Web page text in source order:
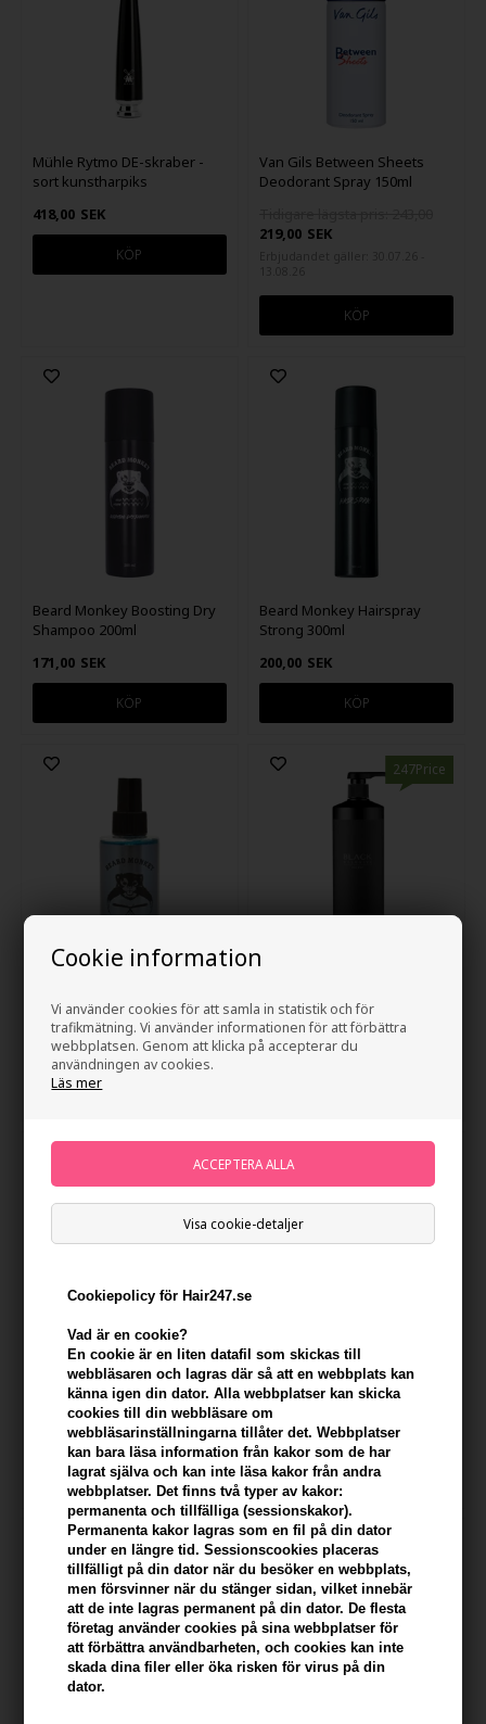
Cookie information
Vi använder cookies för att samla in statistik och för
trafikmätning. Vi använder informationen för att förbättra
webbplatsen. Genom att klicka på accepterar du
användningen av cookies.
Läs mer
Visa cookie-detaljer
Cookiepolicy för Hair247.se
Vad är en cookie?
En cookie är en liten datafil som skickas till
webbläsaren och lagras där så att en webbplats kan
känna igen din dator. Alla webbplatser kan skicka
cookies till din webbläsare om
webbläsarinställningarna tillåter det. Webbplatser
kan bara läsa information från kakor som de har
lagrat själva och kan inte läsa kakor från andra
webbplatser. Det finns två typer av kakor:
permanenta och tillfälliga (sessionskakor).
Permanenta kakor lagras som en fil på din dator
under en längre tid. Sessionscookies placeras
tillfälligt på din dator när du besöker en webbplats,
men försvinner när du stänger sidan, vilket innebär
att de inte lagras permanent på din dator. De flesta
företag använder cookies på sina webbplatser för
att förbättra användbarheten, och cookies kan inte
skada dina filer eller öka risken för virus på din
dator.
Mühle Rytmo DE-skraber -
sort kunstharpiks
418,00 SEK
Van Gils Between Sheets
Deodorant Spray 150ml
219,00 SEK
Beard Monkey Boosting Dry
Shampoo 200ml
171,00 SEK
Beard Monkey Hairspray
Strong 300ml
200,00 SEK
Spray 150ml
185,00 SEK
247Price
1000ml
547,00 SEK
Montblanc Legend Eau de
Toilette 50ml
379,00 SEK
Mühle Rakset med DE-
skrapa, rakborste och hållare
- Rytmo Petroleum blå
866,00 SEK